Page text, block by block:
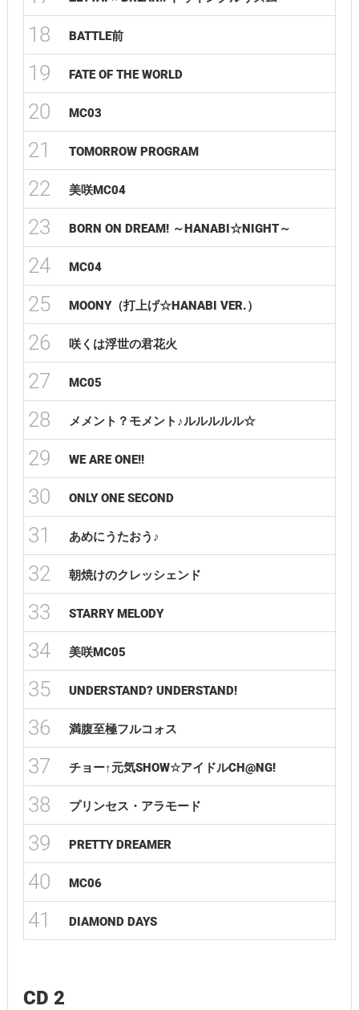
18 BATTLE前
19 FATE OF THE WORLD
20 MC03
21 TOMORROW PROGRAM
22 美咲MC04
23 BORN ON DREAM! ～HANABI☆NIGHT～
24 MC04
25 MOONY（打上げ☆HANABI VER.）
26 咲くは浮世の君花火
27 MC05
28 メメント？モメント♪ルルルルル☆
29 WE ARE ONE!!
30 ONLY ONE SECOND
31 あめにうたおう♪
32 朝焼けのクレッシェンド
33 STARRY MELODY
34 美咲MC05
35 UNDERSTAND? UNDERSTAND!
36 満腹至極フルコォス
37 チョー↑元気SHOW☆アイドルCH@NG!
38 プリンセス・アラモード
39 PRETTY DREAMER
40 MC06
41 DIAMOND DAYS
CD 2